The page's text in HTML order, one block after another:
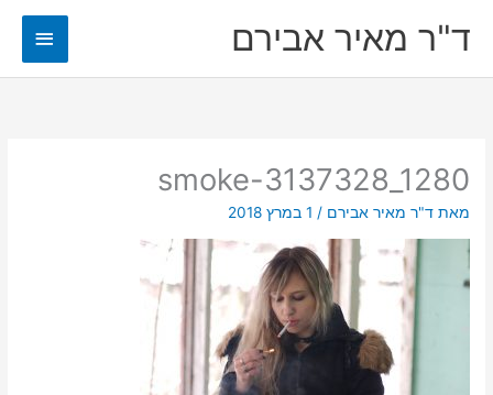
ד"ר מאיר אבירם
ראשי
smoke-3137328_1280
מאת ד"ר מאיר אבירם / 1 במרץ 2018